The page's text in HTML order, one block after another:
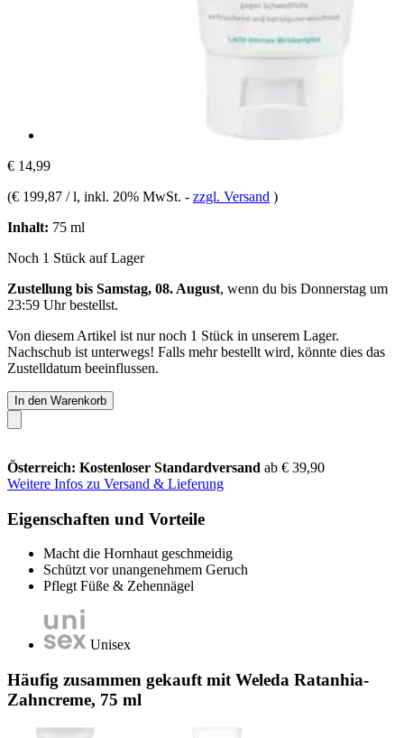
€ 14,99
(€ 199,87 / l, inkl. 20% MwSt. - zzgl. Versand )
Inhalt: 75 ml
Noch 1 Stück auf Lager
Zustellung bis Samstag, 08. August, wenn du bis Donnerstag um
23:59 Uhrbestellst.
Von diesem Artikel ist nur noch 1 Stück in unserem Lager.
Nachschub ist unterwegs! Falls mehr bestellt wird, könnte dies das
Zustelldatum beeinflussen.
In den Warenkorb
Österreich: Kostenloser Standardversand ab € 39,90
Weitere Infos zu Versand & Lieferung
Eigenschaften und Vorteile
Macht die Hornhaut geschmeidig
Schützt vor unangenehmem Geruch
Pflegt Füße & Zehennägel
Unisex
Häufig zusammen gekauft mit Weleda Ratanhia-
Zahncreme, 75 ml